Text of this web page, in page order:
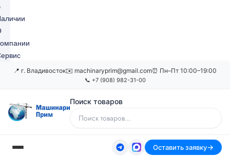
📍 г. Владивосток✉️ machinaryprim@gmail.com⏰ Пн–Пт 10:00–19:00
📞 +7 (908) 982-31-00
Поиск товаров
Оставить заявку